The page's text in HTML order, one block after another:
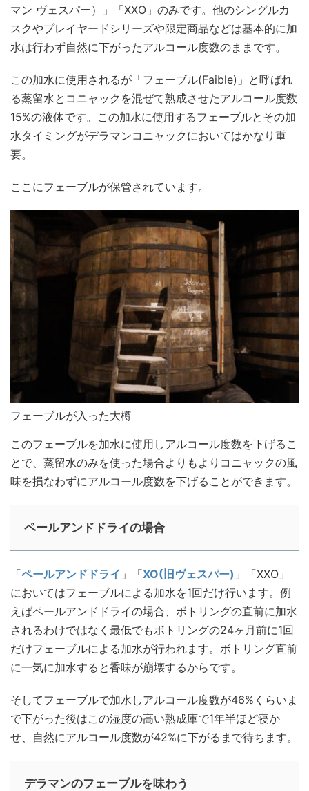
マン ヴェスパー）」「XXO」のみです。他のシングルカ
スクやプレイヤードシリーズや限定商品などは基本的に加
水は行わず自然に下がったアルコール度数のままです。
この加水に使用されるが「フェーブル(Faible)」と呼ばれ
る蒸留水とコニャックを混ぜて熟成させたアルコール度数
15%の液体です。この加水に使用するフェーブルとその加
水タイミングがデラマンコニャックにおいてはかなり重
要。
ここにフェーブルが保管されています。
フェーブルが入った大樽
このフェーブルを加水に使用しアルコール度数を下げるこ
とで、蒸留水のみを使った場合よりもよりコニャックの風
味を損なわずにアルコール度数を下げることができます。
ペールアンドドライの場合
「ペールアンドドライ 」「XO(旧ヴェスパー) 」「XXO」
においてはフェーブルによる加水を1回だけ行います。例
えばペールアンドドライの場合、ボトリングの直前に加水
されるわけではなく最低でもボトリングの24ヶ月前に1回
だけフェーブルによる加水が行われます。ボトリング直前
に一気に加水すると香味が崩壊するからです。
そしてフェーブルで加水しアルコール度数が46%くらいま
で下がった後はこの湿度の高い熟成庫で1年半ほど寝か
せ、自然にアルコール度数が42%に下がるまで待ちます。
デラマンのフェーブルを味わう